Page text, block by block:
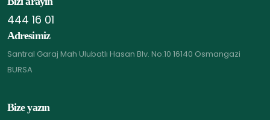
444 16 01
Adresimiz
Santral Garaj Mah Ulubatlı Hasan Blv. No:10 16140 Osmangazi
BURSA
Bize yazın